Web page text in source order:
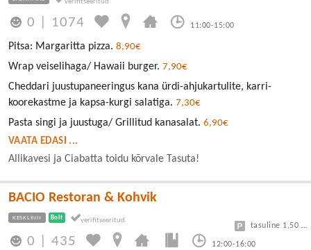
0 1074 11:00-15:00
Pitsa: Margaritta pizza. 8,90€
Wrap veiselihaga/ Hawaii burger. 7,90€
Cheddari juustupaneeringus kana ürdi-ahjukartulite, karri-
koorekastme ja kapsa-kurgi salatiga. 7,30€
Pasta singi ja juustuga/ Grillitud kanasalat. 6,90€
VAATA EDASI ...
Allikavesi ja Ciabatta toidu kõrvale Tasuta!
BACIO Restoran & Kohvik
KESKLINN Bolt
0 |435 12:00-16:00
tasuline 1,50 eur/h